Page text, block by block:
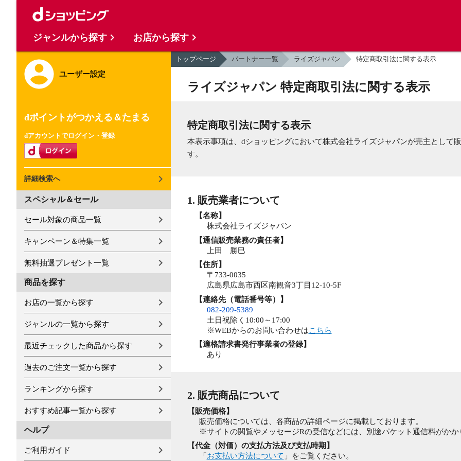
ユーザー設定
dポイントがつかえる＆たまる
dアカウントでログイン・登録
詳細検索へ
スペシャル＆セール
セール対象の商品一覧
キャンペーン＆特集一覧
無料抽選プレゼント一覧
商品を探す
お店の一覧から探す
ジャンルの一覧から探す
最近チェックした商品から探す
過去のご注文一覧から探す
ランキングから探す
おすすめ記事一覧から探す
ヘルプ
ご利用ガイド
トップページ パートナー一覧 ライズジャパン 特定商取引法に関する表示
ライズジャパン 特定商取引法に関する表示
特定商取引法に関する表示
本表示事項は、dショッピングにおいて株式会社ライズジャパンが売主として
す。
1. 販売業者について
【名称】
株式会社ライズジャパン
【通信販売業務の責任者】
上田 勝巳
【住所】
〒733-0035
広島県広島市西区南観音3丁目12-10-5F
【連絡先（電話番号等）】
082-209-5389
土日祝除く10:00～17:00
※WEBからのお問い合わせはこちら
【適格請求書発行事業者の登録】
あり
2. 販売商品について
【販売価格】
販売価格については、各商品の詳細ページに掲載しております。
※サイトの閲覧やメッセージRの受信などには、別途パケット通信料がかか
【代金（対価）の支払方法及び支払時期】
「 お支払い方法について 」をご覧ください。
ジャンルから探す お店から探す